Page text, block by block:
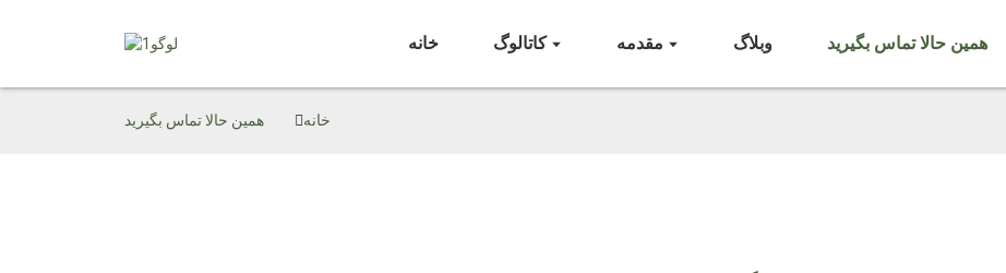
خانه کاتالوگ مقدمه وبلاگ همین حالا تماس بگیرید
خانه همین حالا تماس بگیرید